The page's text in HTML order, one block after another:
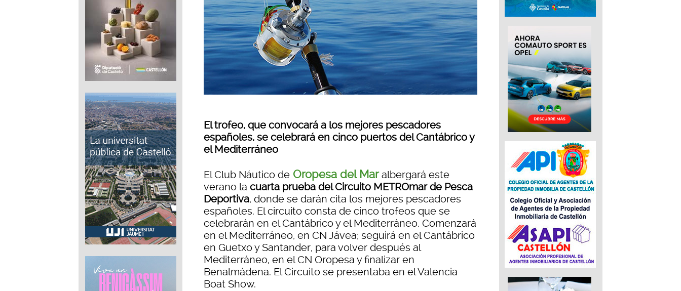
El trofeo, que convocará a los mejores pescadores
españoles, se celebrará en cinco puertos del Cantábrico y
el Mediterráneo
El Club Náutico de Oropesa del Maralbergará este
verano la cuarta prueba del Circuito METROmar de Pesca
Deportiva, donde se darán cita los mejores pescadores
españoles. El circuito consta de cinco trofeos que se
celebrarán en el Cantábrico y el Mediterráneo. Comenzará
en el Mediterráneo, en CN Jávea; seguirá en el Cantábrico
en Guetxo y Santander, para volver después al
Mediterráneo, en el CN Oropesa y finalizar en
Benalmádena. El Circuito se presentaba en el Valencia
Boat Show.